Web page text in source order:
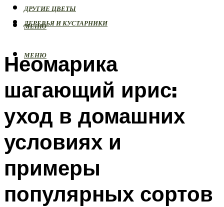
ДРУГИЕ ЦВЕТЫ
ДЕРЕВЬЯ И КУСТАРНИКИ
МЕНЮ
МЕНЮ
Неомарика
шагающий ирис:
уход в домашних
условиях и
примеры
популярных сортов